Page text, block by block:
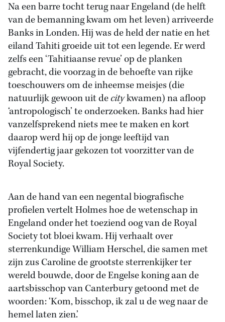
Na een barre tocht terug naar Engeland (de helft
van de bemanning kwam om het leven) arriveerde
Banks in Londen. Hij was de held der natie en het
eiland Tahiti groeide uit tot een legende. Er werd
zelfs een ‘Tahitiaanse revue’ op de planken
gebracht, die voorzag in de behoefte van rijke
toeschouwers om de inheemse meisjes (die
natuurlijk gewoon uit decitykwamen) na afloop
‘antropologisch’ te onderzoeken. Banks had hier
vanzelfsprekend niets mee te maken en kort
daarop werd hij op de jonge leeftijd van
vijfendertig jaar gekozen tot voorzitter van de
Royal Society.
Aan de hand van een negental biografische
profielen vertelt Holmes hoe de wetenschap in
Engeland onder het toeziend oog van de Royal
Society tot bloei kwam. Hij verhaalt over
sterrenkundige William Herschel, die samen met
zijn zus Caroline de grootste sterrenkijker ter
wereld bouwde, door de Engelse koning aan de
aartsbisschop van Canterbury getoond met de
woorden: ‘Kom, bisschop, ik zal u de weg naar de
hemel laten zien.’